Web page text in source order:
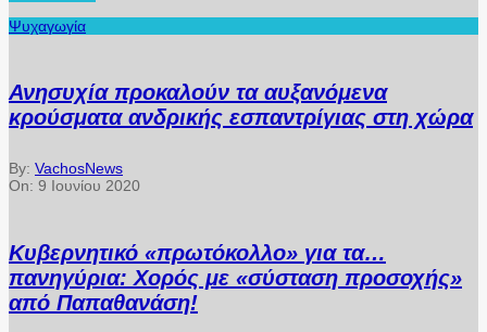
Ψυχαγωγία
Ανησυχία προκαλούν τα αυξανόμενα
κρούσματα ανδρικής εσπαντρίγιας στη χώρα
By: VachosNews
On: 9 Ιουνίου 2020
Κυβερνητικό «πρωτόκολλο» για τα…
πανηγύρια: Χορός με «σύσταση προσοχής»
από Παπαθανάση!